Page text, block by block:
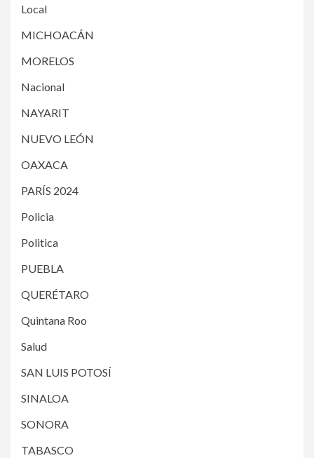
Local
MICHOACÁN
MORELOS
Nacional
NAYARIT
NUEVO LEÓN
OAXACA
PARÍS 2024
Policia
Politica
PUEBLA
QUERÉTARO
Quintana Roo
Salud
SAN LUIS POTOSÍ
SINALOA
SONORA
TABASCO